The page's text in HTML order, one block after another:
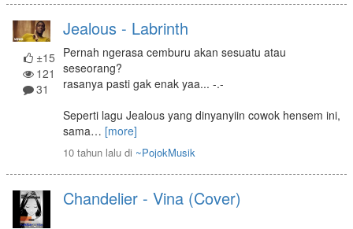
±15
121
31
Jealous - Labrinth
Pernah ngerasa cemburu akan sesuatu atau
seseorang?
rasanya pasti gak enak yaa... -.-
Seperti lagu Jealous yang dinyanyiin cowok hensem ini,
sama… [more]
10 tahun laludi ~PojokMusik
Chandelier - Vina (Cover)